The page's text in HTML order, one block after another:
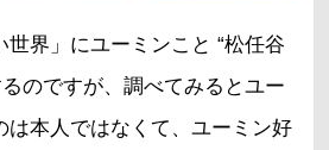
世界」にユーミンこと “松任谷
のですが、調べてみるとユー
は本人ではなくて、ユーミン好